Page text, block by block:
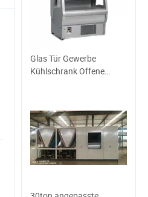
Glas Tür Gewerbe
Kühlschrank Offene
Beleuchtung